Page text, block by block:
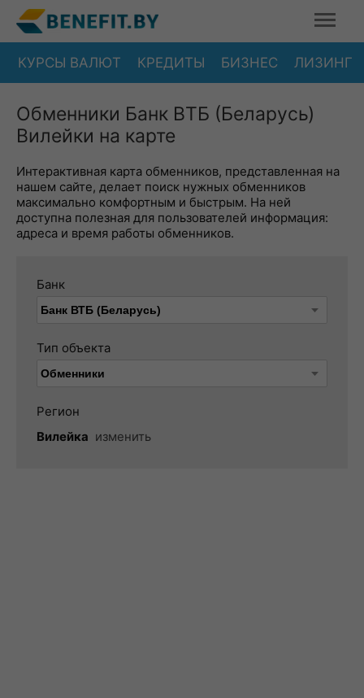
КУРСЫ ВАЛЮТ КРЕДИТЫ БИЗНЕС ЛИЗИНГ
Обменники Банк ВТБ (Беларусь)
Вилейки на карте
Интерактивная карта обменников, представленная на
нашем сайте, делает поиск нужных обменников
максимально комфортным и быстрым. На ней
доступна полезная для пользователей информация:
адреса и время работы обменников.
Банк
Тип объекта
Регион
Вилейка изменить